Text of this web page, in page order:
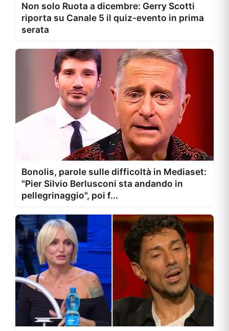
Non solo Ruota a dicembre: Gerry Scotti
riporta su Canale 5 il quiz-evento in prima
serata
Bonolis, parole sulle difficoltà in Mediaset:
"Pier Silvio Berlusconi sta andando in
pellegrinaggio", poi f...